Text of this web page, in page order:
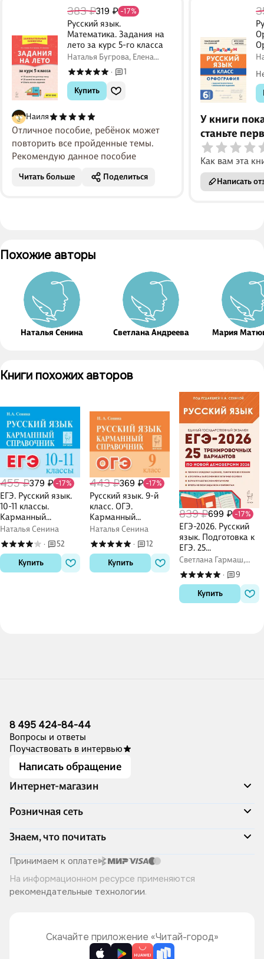
383 ₽319 ₽ -17%
Русский язык.
Математика. Задания на
лето за курс 5-го класса
Наталья Бугрова, Елена
Коннова, Наталья Сенина
·
1
Купить
Наиля
Отличное пособие, ребёнок может
повторить все пройденные темы.
Рекомендую данное пособие
Читать больше Поделиться
У книги
станьте
Как вам эта
Написать
Похожие авторы
Наталья Сенина Светлана Андреева Мария
Книги похожих авторов
455 ₽379 ₽ -17%
ЕГЭ. Русский язык.
10-11 классы.
Карманный
справочник
Наталья Сенина
·
52
Купить
443 ₽369 ₽ -17%
Русский язык. 9-й
класс. ОГЭ.
Карманный
справочник
Наталья Сенина
·
12
Купить
839 ₽699 ₽ -17%
ЕГЭ-2026. Русский
язык. Подготовка к
ЕГЭ. 25
тренировочных
вариантов по
демоверсии 2026
года
Светлана Гармаш,
Ольга Гарькавская,
Наталья Сенина
·
9
Купить
8 495 424-84-44
Вопросы и ответы
Поучаствовать в интервью
Написать обращение
Интернет-магазин
Акции
Доставка и оплата
Программа лояльности
Подарочные сертификаты
Правила продажи
Политика конфиденциальности
Розничная сеть
Адреса магазинов
Книжный Дозор
О компании
Читай-город для бизнеса
Хотите у нас работать?
Знаем, что почитать
Скоро в продаже
Лучшие из лучших
Читай-журнал
Принимаем к оплате
На информационном ресурсе применяются
рекомендательные технологии.
Скачайте приложение «Читай-город»